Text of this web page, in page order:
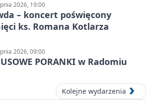
2026, 19:00
– koncert poświęcony
ks. Romana Kotlarza
2026, 09:00
PORANKI w Radomiu
Kolejne wydarzenia